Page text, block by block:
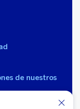
de nuestros